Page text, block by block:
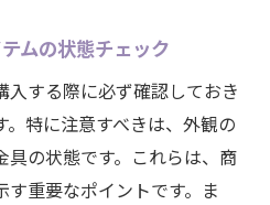
ムの状態チェック
する際に必ず確認しておき
特に注意すべきは、外観の
の状態です。これらは、商
重要なポイントです。ま